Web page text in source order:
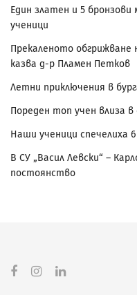
Един златен и 5
ученици
Прекаленото обгрижване
казва д-р Пламен Петков
Летни приключения в
Пореден топ учен влиза в
Наши ученици спечелиха
В СУ „Васил Левски“ –
постоянство